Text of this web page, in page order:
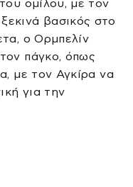
ομίλου, με τον
βασικός στο
ο Ορμπελίν
πάγκο, όπως
με τον Αγκίρα να
για την